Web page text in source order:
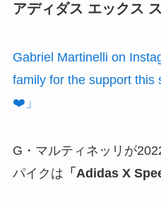
アディダス エックス
Gabriel Martinelli on
family for the support this
❤️」
G・マルティネッリが
パイクは 「Adidas X